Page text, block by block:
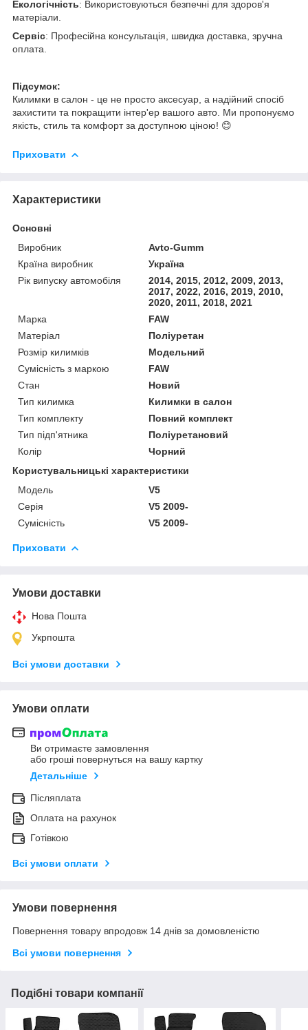
Екологічність: Використовуються безпечні для здоров'я
матеріали.
Сервіс: Професійна консультація, швидка доставка, зручна
оплата.
Підсумок:
Килимки в салон - це не просто аксесуар, а надійний спосіб
захистити та покращити інтер'ер вашого авто. Ми пропонуємо
якість, стиль та комфорт за доступною ціною! 😊
Приховати
Характеристики
Основні
Виробник
Avto-Gumm
Країна виробник
Україна
Рік випуску автомобіля
2014, 2015, 2012, 2009, 2013,
2017, 2022, 2016, 2019, 2010,
2020, 2011, 2018, 2021
Марка
FAW
Матеріал
Поліуретан
Розмір килимків
Модельний
Сумісність з маркою
FAW
Стан
Новий
Тип килимка
Килимки в салон
Тип комплекту
Повний комплект
Тип підп'ятника
Поліуретановий
Колір
Чорний
Користувальницькі характеристики
Мoдель
V5
Серія
V5 2009-
Сумісність
V5 2009-
Приховати
Умови доставки
Нова Пошта
Укрпошта
Всі умови доставки
Умови оплати
Ви отримаєте замовлення
або гроші повернуться на вашу картку
Детальніше
Післяплата
Оплата на рахунок
Готівкою
Всі умови оплати
Умови повернення
Повернення товару впродовж 14 днів за домовленістю
Всі умови повернення
Подібні товари компанії